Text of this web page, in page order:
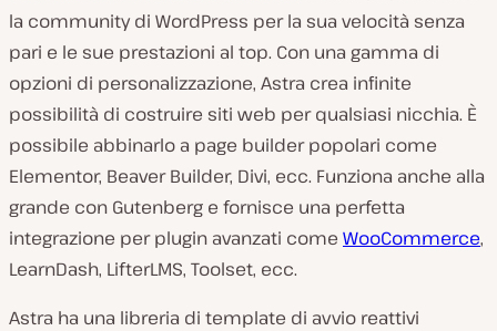
la community di WordPress per la sua velocità senza
pari e le sue prestazioni al top. Con una gamma di
opzioni di personalizzazione, Astra crea infinite
possibilità di costruire siti web per qualsiasi nicchia. È
possibile abbinarlo a page builder popolari come
Elementor, Beaver Builder, Divi, ecc. Funziona anche alla
grande con Gutenberg e fornisce una perfetta
integrazione per plugin avanzati come WooCommerce,
LearnDash, LifterLMS, Toolset, ecc.
Astra ha una libreria di template di avvio reattivi